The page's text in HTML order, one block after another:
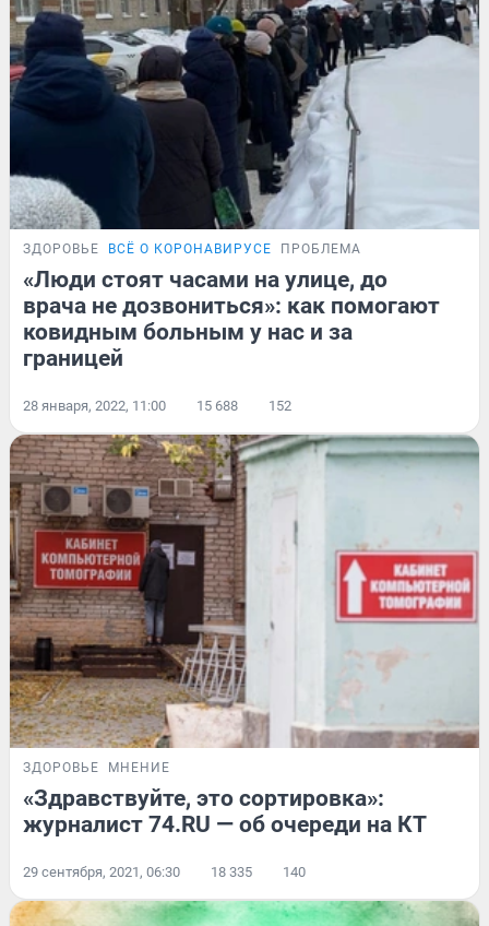
ЗДОРОВЬЕ ВСЁ О КОРОНАВИРУСЕ ПРОБЛЕМА
«Люди стоят часами на улице, до
врача не дозвониться»: как помогают
ковидным больным у нас и за
границей
28 января, 2022, 11:00 15 688 152
ЗДОРОВЬЕ МНЕНИЕ
«Здравствуйте, это сортировка»:
журналист 74.RU — об очереди на КТ
29 сентября, 2021, 06:30 18 335 140